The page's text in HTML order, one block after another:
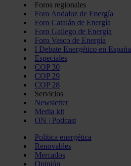
Foros regionales
Foro Andaluz de Energía
Foro Catalán de Energía
Foro Gallego de Energía
Foro Vasco de Energía
I Debate Energético en España
Especiales
COP 30
COP 29
COP 28
Servicios
Newsletter
Media kit
ON | Podcast
Política energética
Renovables
Mercados
Opinión